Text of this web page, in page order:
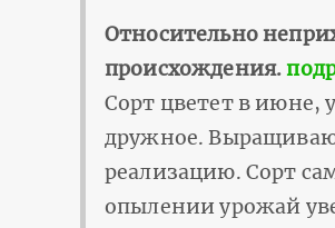
Относительно
происхождения.
Сорт цветет в июне,
дружное.
реализацию. Сорт
опылении урожай